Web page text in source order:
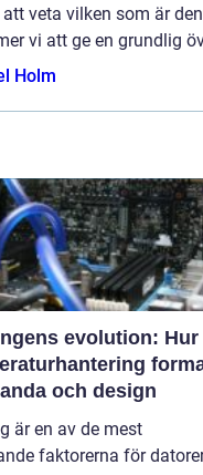
veta vilken som är
vi att ge en grundlig
Holm
evolution: Hur
och design
är en av de mest
faktorerna för